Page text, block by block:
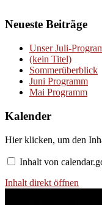
Neueste Beiträge
Unser Juli-
(kein Titel)
Sommerüberblick
Juni Programm
Mai Programm
Kalender
Inhalt
calendar.google.com
anzeigen
Hier klicken, um den
Inhalt von
Inhalt direkt öffnen